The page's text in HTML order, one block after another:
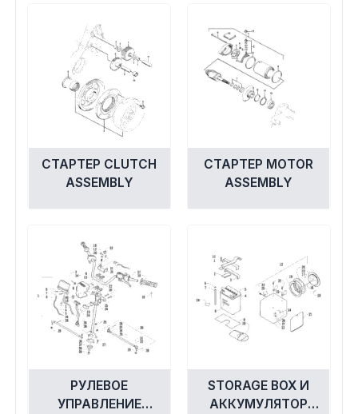
СТАРТЕР CLUTCH
ASSEMBLY
СТАРТЕР MOTOR
ASSEMBLY
РУЛЕВОЕ
УПРАВЛЕНИЕ
STORAGE BOX И
АККУМУЛЯТОР